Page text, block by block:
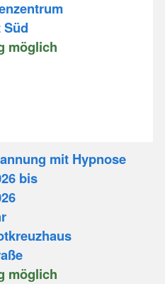
möglich
mit Hypnose
bis
möglich